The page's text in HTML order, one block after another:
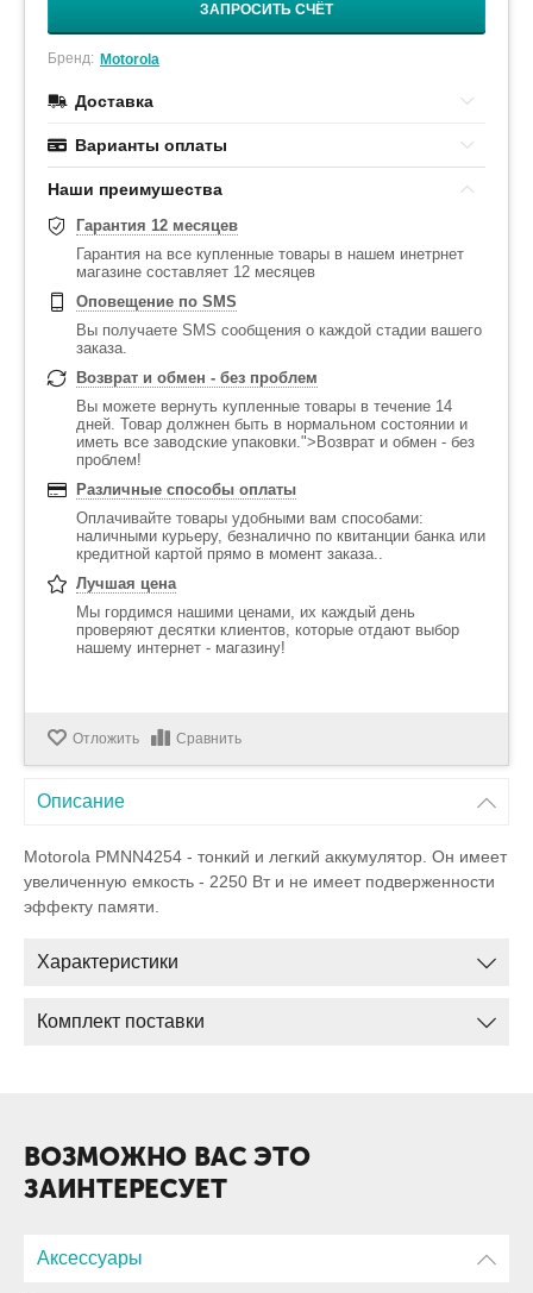
ЗАПРОСИТЬ СЧЁТ
Бренд: Motorola
Доставка
Варианты оплаты
Наши преимушества
Гарантия 12 месяцев
Гарантия на все купленные товары в нашем инетрнет
магазине составляет 12 месяцев
Оповещение по SMS
Вы получаете SMS сообщения о каждой стадии вашего
заказа.
Возврат и обмен - без проблем
Вы можете вернуть купленные товары в течение 14
дней. Товар должнен быть в нормальном состоянии и
иметь все заводские упаковки.">Возврат и обмен - без
проблем!
Различные способы оплаты
Оплачивайте товары удобными вам способами:
наличными курьеру, безналично по квитанции банка или
кредитной картой прямо в момент заказа..
Лучшая цена
Мы гордимся нашими ценами, их каждый день
проверяют десятки клиентов, которые отдают выбор
нашему интернет - магазину!
Отложить Сравнить
Описание
Motorola PMNN4254 - тонкий и легкий аккумулятор. Он имеет
увеличенную емкость - 2250 Вт и не имеет подверженности
эффекту памяти.
Характеристики
Комплект поставки
ВОЗМОЖНО ВАС ЭТО
ЗАИНТЕРЕСУЕТ
Аксессуары